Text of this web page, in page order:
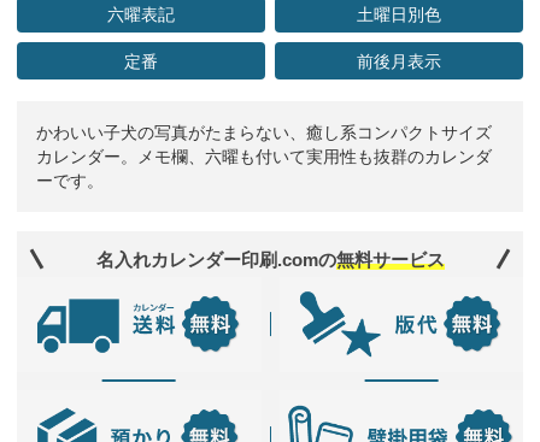
六曜表記 土曜日別色
定番 前後月表示
かわいい子犬の写真がたまらない、癒し系コンパクトサイズ
カレンダー。メモ欄、六曜も付いて実用性も抜群のカレンダ
ーです。
名入れカレンダー印刷.comの無料サービス